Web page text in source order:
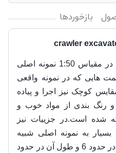
بازخوردها
crawler
این محصول یک ماکت فلزی در مقیاس 1:50 نمونه اصلی
هایی که در نمونه واقعی
کوچک نیز اجرا و پیاده
بندی از مواد خوب و
شده است.در جزییات نیز
به نمونه اصلی شبیه
باشد.ارتفاع اتاق بیل مکانیکی در حدود 6 و طول آن در حدود